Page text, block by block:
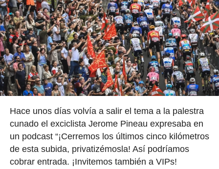
Hace unos días volvía a salir el tema a la palestra
cunado el exciclista Jerome Pineau expresaba en
un podcast “¡Cerremos los últimos cinco kilómetros
de esta subida, privatizémosla! Así podríamos
cobrar entrada. ¡Invitemos también a VIPs!